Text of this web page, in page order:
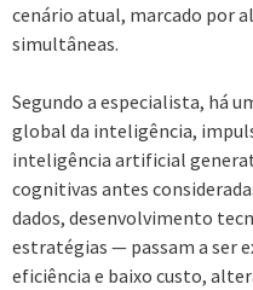
cenário atual, marcado por
simultâneas.
Segundo a especialista, há
global da inteligência,
inteligência artificial
cognitivas antes
dados, desenvolvimento
estratégias — passam a ser
eficiência e baixo custo,